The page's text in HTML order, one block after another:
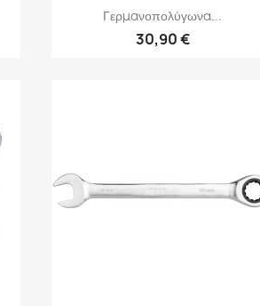
Γρήγορη προβολή
Γερμανοπολύγωνα...
30,90 €